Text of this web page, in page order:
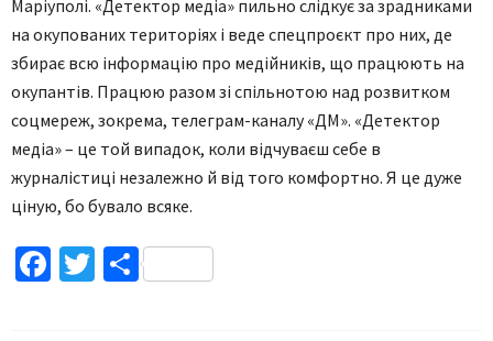
Маріуполі. «Детектор медіа» пильно слідкує за зрадниками
на окупованих територіях і веде спецпроєкт про них, де
збирає всю інформацію про медійників, що працюють на
окупантів. Працюю разом зі спільнотою над розвитком
соцмереж, зокрема, телеграм-каналу «ДМ». «Детектор
медіа» – це той випадок, коли відчуваєш себе в
журналістиці незалежно й від того комфортно. Я це дуже
ціную, бо бувало всяке.
Facebook
TwitterПоділитися